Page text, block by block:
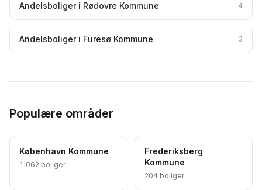
Andelsboliger i Rødovre Kommune 4
Andelsboliger i Furesø Kommune 3
Populære områder
København Kommune
1.062 boliger
Frederiksberg
Kommune
204 boliger